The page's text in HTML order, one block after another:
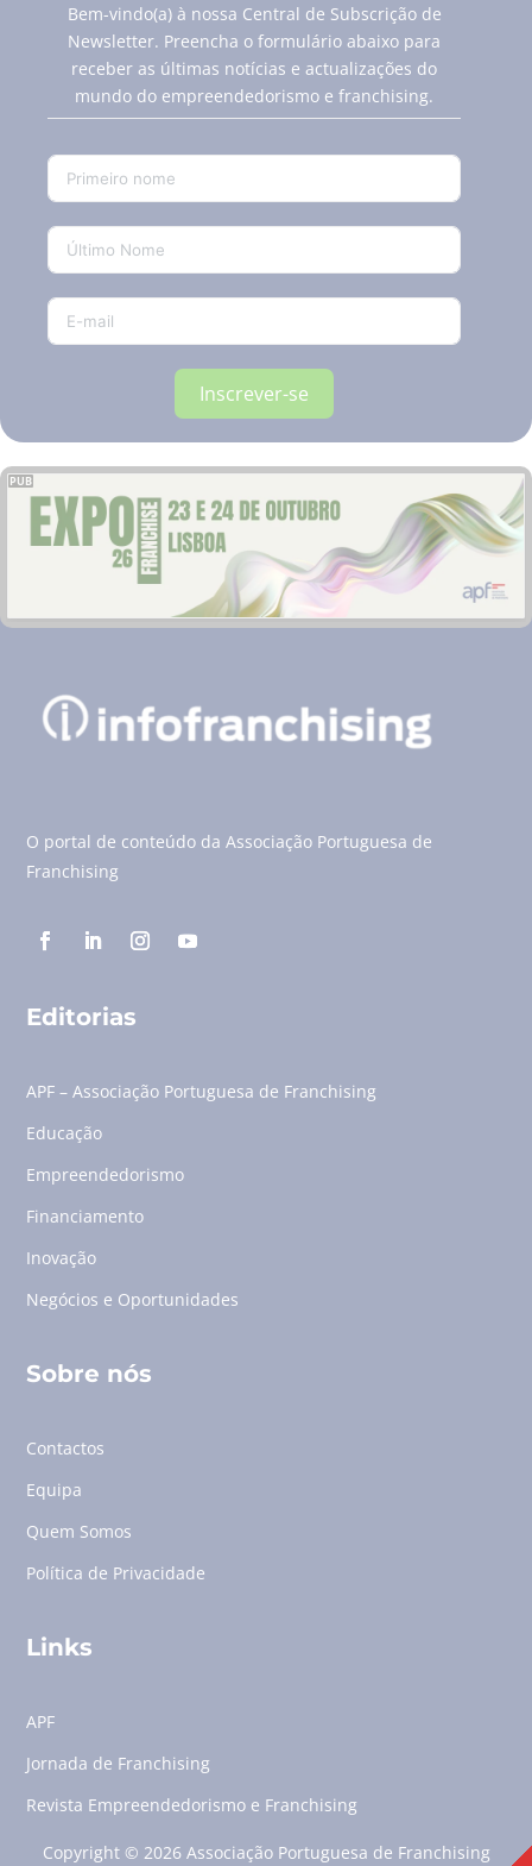
Bem-vindo(a) à nossa Central de Subscrição de
Newsletter. Preencha o formulário abaixo para
receber as últimas notícias e actualizações do
mundo do empreendedorismo e franchising.
Inscrever-se
PUB
O portal de conteúdo da Associação Portuguesa de
Franchising
Editorias
APF – Associação Portuguesa de Franchising
Educação
Empreendedorismo
Financiamento
Inovação
Negócios e Oportunidades
Sobre nós
Contactos
Equipa
Quem Somos
Política de Privacidade
Links
APF
Jornada de Franchising
Revista Empreendedorismo e Franchising
Copyright © 2026 Associação Portuguesa de Franchising